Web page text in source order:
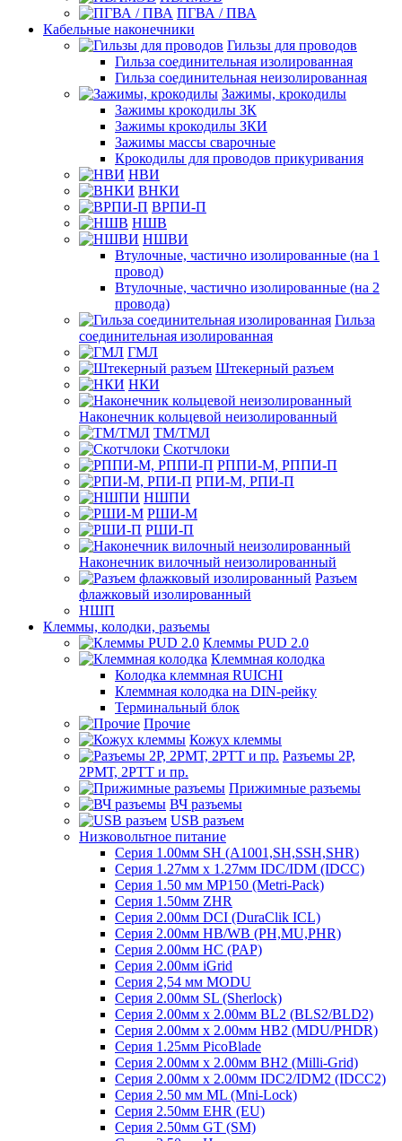
ПГВА / ПВА
Кабельные наконечники
Гильзы для проводов
Гильза соединительная изолированная
Гильза соединительная неизолированная
Зажимы, крокодилы
Зажимы крокодилы ЗК
Зажимы крокодилы ЗКИ
Зажимы массы сварочные
Крокодилы для проводов прикуривания
НВИ
ВНКИ
ВРПИ-П
НШВ
НШВИ
Втулочные, частично изолированные (на 1
провод)
Втулочные, частично изолированные (на 2
провода)
Гильза
соединительная изолированная
ГМЛ
Штекерный разъем
НКИ
Наконечник кольцевой неизолированный
ТМ/ТМЛ
Скотчлоки
РППИ-М, РППИ-П
РПИ-М, РПИ-П
НШПИ
РШИ-М
РШИ-П
Наконечник вилочный неизолированный
Разъем
флажковый изолированный
НШП
Клеммы, колодки, разъемы
Клеммы PUD 2.0
Клеммная колодка
Колодка клеммная RUICHI
Клеммная колодка на DIN-рейку
Терминальный блок
Прочие
Кожух клеммы
Разъемы 2Р,
2РМТ, 2РТТ и пр.
Прижимные разъемы
ВЧ разъемы
USB разъем
Низковольтное питание
Серия 1.00мм SH (A1001,SH,SSH,SHR)
Серия 1.27мм x 1.27мм IDC/IDM (IDCC)
Серия 1.50 мм MP150 (Metri-Pack)
Серия 1.50мм ZHR
Серия 2.00мм DCI (DuraClik ICL)
Серия 2.00мм HB/WB (PH,MU,PHR)
Серия 2.00мм HC (PAP)
Серия 2.00мм iGrid
Серия 2,54 мм MODU
Серия 2.00мм SL (Sherlock)
Серия 2.00мм x 2.00мм BL2 (BLS2/BLD2)
Серия 2.00мм x 2.00мм HB2 (MDU/PHDR)
Серия 1.25мм PicoBlade
Серия 2.00мм х 2.00мм BH2 (Milli-Grid)
Серия 2.00мм х 2.00мм IDC2/IDM2 (IDCC2)
Серия 2.50 мм ML (Mni-Lock)
Серия 2.50мм EHR (EU)
Серия 2.50мм GT (SM)